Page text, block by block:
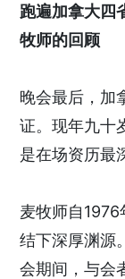
跑遍加拿大
牧师的回顾
晚会最后，加
证。现年九十
是在场资历最
麦牧师自
结下深厚渊源
会期间，与会